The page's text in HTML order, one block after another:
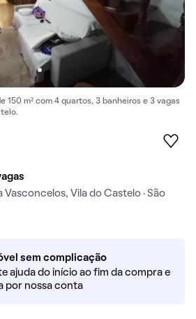
150 m² com 4 quartos, 3 banheiros e 3 vagas
Vasconcelos, Vila do Castelo · São
sem complicação
ajuda do início ao fim da compra e
por nossa conta